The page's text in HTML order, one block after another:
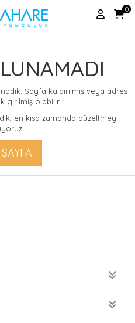
0
Sayfa kaldırılmış veya adres
girilmiş olabilir.
en kısa zamanda düzeltmeyi